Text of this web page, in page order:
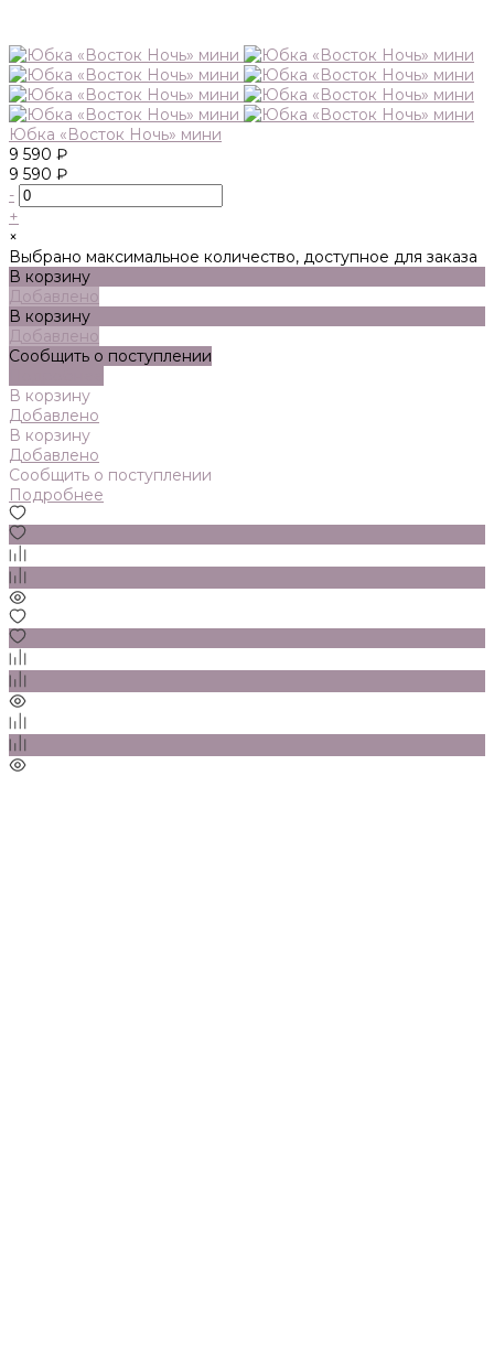
Юбка «Восток Ночь» мини
9 590 ₽
9 590 ₽
-
+
×
Выбрано максимальное количество, доступное для заказа
В корзину
Добавлено
В корзину
Добавлено
Сообщить о поступлении
В корзину
Добавлено
В корзину
Добавлено
Сообщить о поступлении
Подробнее